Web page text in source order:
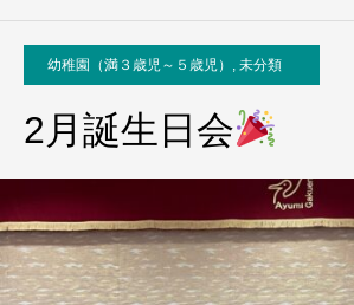
幼稚園（満３歳児～５歳児） , 未分類
2月誕生日会